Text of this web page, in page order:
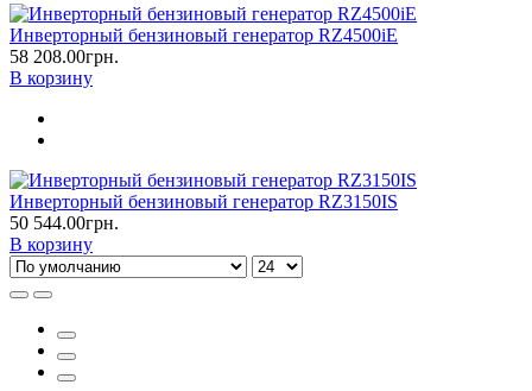
Инверторный бензиновый генератор RZ4500iE
58 208.00грн.
В корзину
Инверторный бензиновый генератор RZ3150IS
50 544.00грн.
В корзину